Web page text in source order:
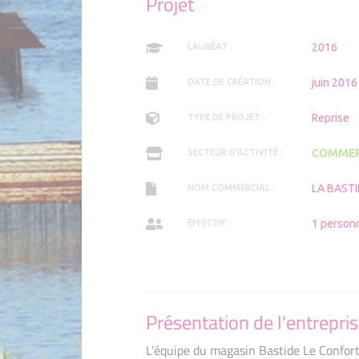
LAURÉAT : 2016
DATE DE CRÉATION : juin 2016
TYPE DE PROJET : Reprise
SECTEUR D'ACTIVITÉ :
NOM COMMERCIAL : LA
EFFECTIF : 1
Présentation de
L’équipe du magasin Bastide Le